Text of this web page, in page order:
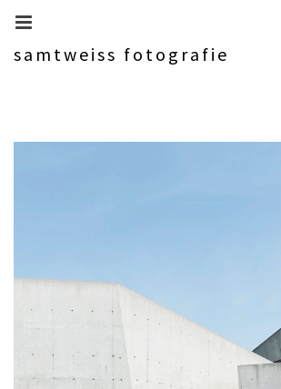
samtweiss fotografie